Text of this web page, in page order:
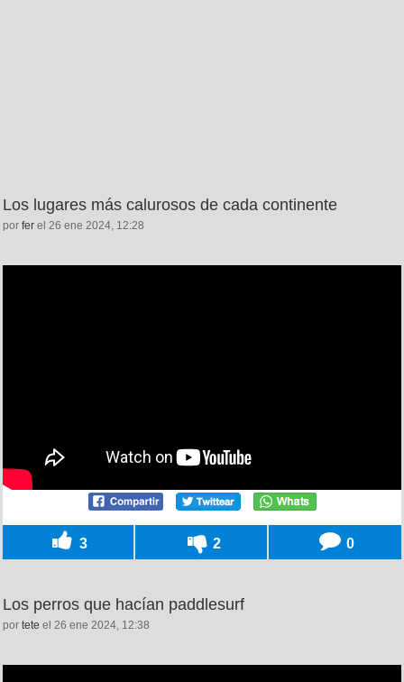
Los lugares más calurosos de cada continente
por fer el 26 ene 2024, 12:28
3 2 0
Los perros que hacían paddlesurf
por tete el 26 ene 2024, 12:38